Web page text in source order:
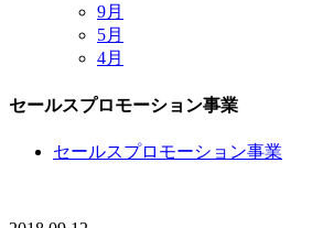
9月
5月
4月
セールスプロモーション事業
セールスプロモーション事業